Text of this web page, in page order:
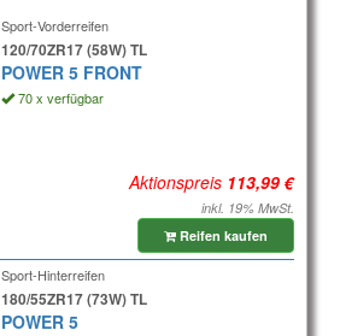
Sport-Vorderreifen
120/70ZR17 (58W) TL
POWER 5 FRONT
70 x verfügbar
Aktionspreis
inkl. 19% MwSt.
Reifen kaufen
Sport-Hinterreifen
180/55ZR17 (73W) TL
POWER 5